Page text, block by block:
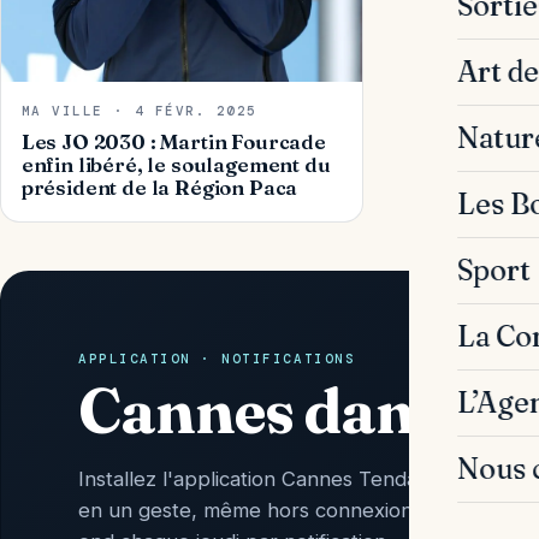
Art
Les
Sport
La
Nous
MA VILLE · 4 FÉVR. 2025
Les JO 2030 : Martin Fourcade
enfin libéré, le soulagement du
président de la Région Paca
APPLICATION · NOTIFICATIONS
Cannes dans
Installez l'application Cannes Tendances : l'actu
en un geste, même hors connexion, et